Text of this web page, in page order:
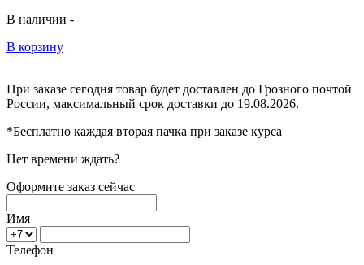
В наличии -
В корзину
При заказе сегодня товар будет доставлен до Грозного почтой
России, максимальный срок доставки до 19.08.2026.
*Бесплатно каждая вторая пачка при заказе курса
Нет времени ждать?
Оформите заказ сейчас
Имя
Телефон